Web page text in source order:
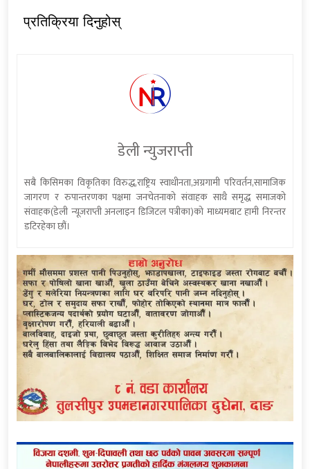
प्रतिक्रिया दिनुहोस्
डेली न्युजराप्ती
सबै किसिमका विकृतिका विरुद्ध,राष्ट्रिय स्वाधीनता,अग्रगामी परिवर्तन,सामाजिक
जागरण र रुपान्तरणका पक्षमा जनचेतनाको संवाहक साथै समृद्ध समाजको
संवाहक(डेली न्यूजराप्ती अनलाइन डिजिटल पत्रीका)को माध्यमबाट हामी निरन्तर
डटिरहेका छौं।